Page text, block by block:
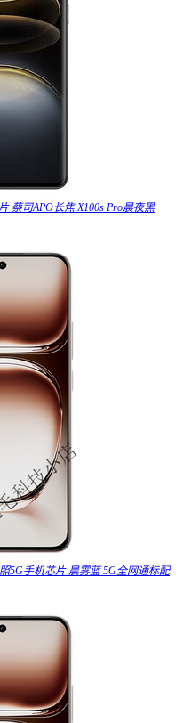
蔡司APO长焦 X100s Pro晨夜黑
5G手机芯片 晨雾蓝 5G全网通标配